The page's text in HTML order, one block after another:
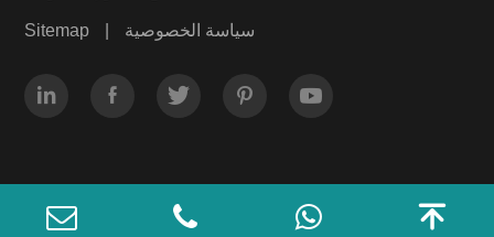
Sitemap سياسة الخصوصية
    
